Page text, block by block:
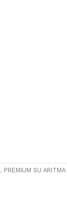
. PREMIUM SU ARITMA